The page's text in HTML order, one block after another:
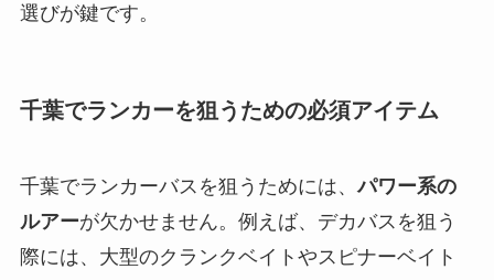
選びが鍵です。
千葉でランカーを狙うための必須アイテム
千葉でランカーバスを狙うためには、パワー系の
ルアーが欠かせません。例えば、デカバスを狙う
際には、大型のクランクベイトやスピナーベイト